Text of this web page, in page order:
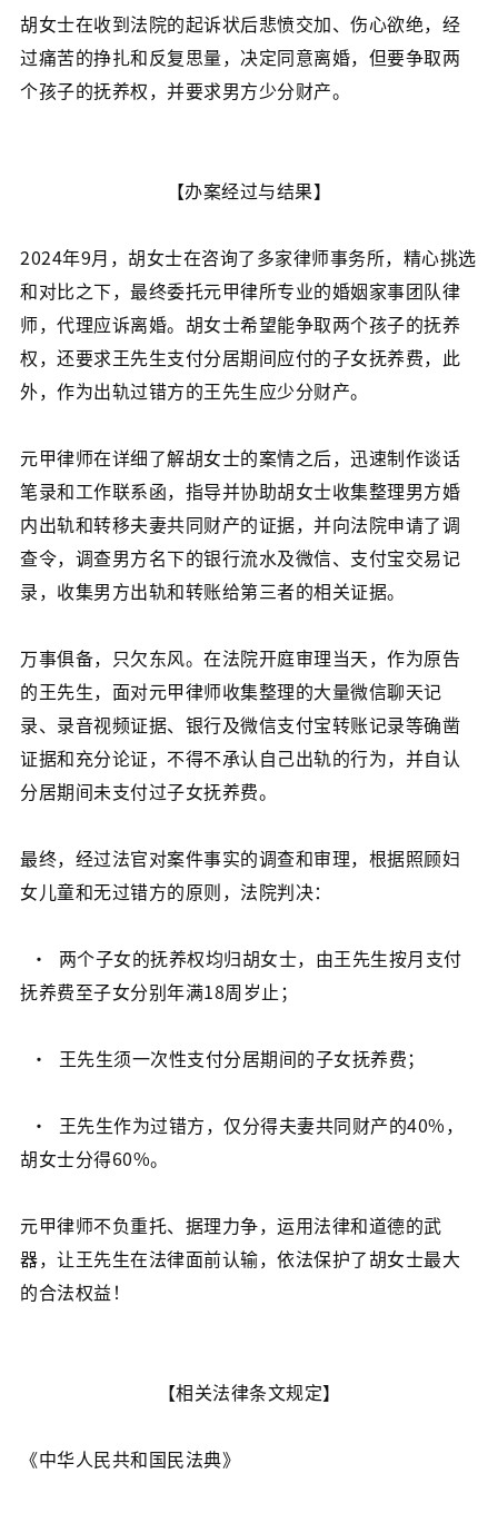
胡女士在收到法院的起诉状后悲愤交加、伤心欲绝，经
过痛苦的挣扎和反复思量，决定同意离婚，但要争取两
个孩子的抚养权，并要求男方少分财产。
【办案经过与结果】
2024年9月，胡女士在咨询了多家律师事务所，精心挑选
和对比之下，最终委托元甲律所专业的婚姻家事团队律
师，代理应诉离婚。胡女士希望能争取两个孩子的抚养
权，还要求王先生支付分居期间应付的子女抚养费，此
外，作为出轨过错方的王先生应少分财产。
元甲律师在详细了解胡女士的案情之后，迅速制作谈话
笔录和工作联系函，指导并协助胡女士收集整理男方婚
内出轨和转移夫妻共同财产的证据，并向法院申请了调
查令，调查男方名下的银行流水及微信、支付宝交易记
录，收集男方出轨和转账给第三者的相关证据。
万事俱备，只欠东风。在法院开庭审理当天，作为原告
的王先生，面对元甲律师收集整理的大量微信聊天记
录、录音视频证据、银行及微信支付宝转账记录等确凿
证据和充分论证，不得不承认自己出轨的行为，并自认
分居期间未支付过子女抚养费。
最终，经过法官对案件事实的调查和审理，根据照顾妇
女儿童和无过错方的原则，法院判决：
· 两个子女的抚养权均归胡女士，由王先生按月支付
抚养费至子女分别年满18周岁止；
· 王先生须一次性支付分居期间的子女抚养费；
· 王先生作为过错方，仅分得夫妻共同财产的40%，
胡女士分得60%。
元甲律师不负重托、据理力争，运用法律和道德的武
器，让王先生在法律面前认输，依法保护了胡女士最大
的合法权益！
【相关法律条文规定】
《中华人民共和国民法典》